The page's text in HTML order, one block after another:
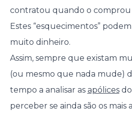
contratou quando o
Estes “esquecimentos”
muito dinheiro.
Assim, sempre que existam
(ou mesmo que nada mude)
tempo a analisar as apólices
perceber se ainda são os mais